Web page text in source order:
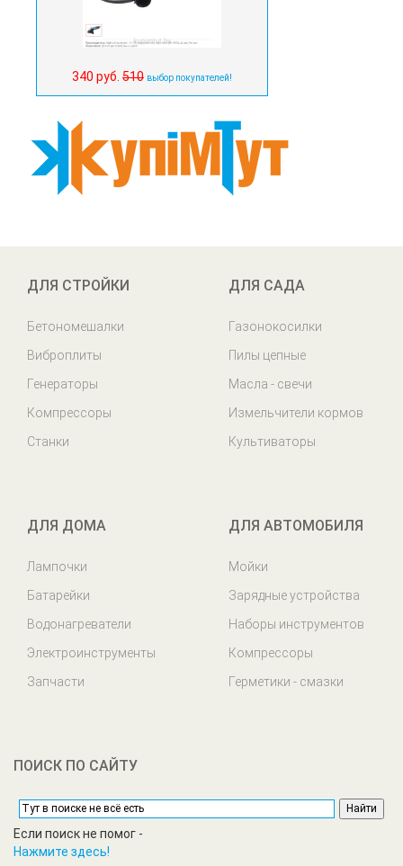
340 руб. 510 выбор покупателей!
ДЛЯ СТРОЙКИ
Бетономешалки
Виброплиты
Генераторы
Компрессоры
Станки
ДЛЯ САДА
Газонокосилки
Пилы цепные
Масла - свечи
Измельчители кормов
Культиваторы
ДЛЯ ДОМА
Лампочки
Батарейки
Водонагреватели
Электроинструменты
Запчасти
ДЛЯ АВТОМОБИЛЯ
Мойки
Зарядные устройства
Наборы инструментов
Компрессоры
Герметики - смазки
ПОИСК ПО САЙТУ
Если поиск не помог -
Нажмите здесь!